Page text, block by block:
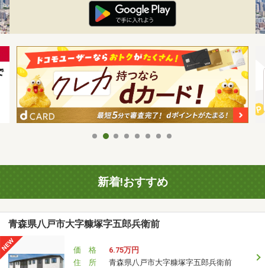
新着!おすすめ
青森県八戸市大字糠塚字五郎兵衛前
価 格
6.75万円
住 所
青森県八戸市大字糠塚字五郎兵衛前